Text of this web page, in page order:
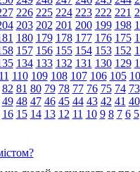
226 225 224 223 222 221
203 202 201 200 199 198
180 179 178 177 176 175
157 156 155 154 153 152
134 133 132 131 130 129
110 109 108 107 106 105
82 81 80 79 78 77 76 75 74 73
49 48 47 46 45 44 43 42 41 40
16 15 14 13 12 11 10 9 8 7 6 5